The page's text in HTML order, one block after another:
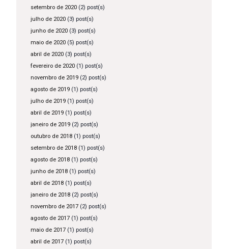
setembro de 2020(2) post(s)
julho de 2020(3) post(s)
junho de 2020(3) post(s)
maio de 2020(5) post(s)
abril de 2020(3) post(s)
fevereiro de 2020(1) post(s)
novembro de 2019(2) post(s)
agosto de 2019(1) post(s)
julho de 2019(1) post(s)
abril de 2019(1) post(s)
janeiro de 2019(2) post(s)
outubro de 2018(1) post(s)
setembro de 2018(1) post(s)
agosto de 2018(1) post(s)
junho de 2018(1) post(s)
abril de 2018(1) post(s)
janeiro de 2018(2) post(s)
novembro de 2017(2) post(s)
agosto de 2017(1) post(s)
maio de 2017(1) post(s)
abril de 2017(1) post(s)